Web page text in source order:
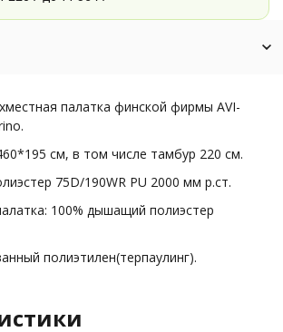
палатка финской фирмы AVI-
см, в том числе тамбур 220 см.
75D/190WR PU 2000 мм р.ст.
100% дышащий полиэстер
полиэтилен(терпаулинг).